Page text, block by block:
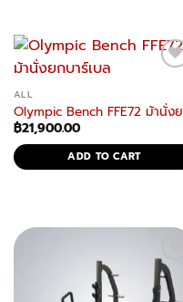
ALL
Olympic Bench FFE72 ม้านั่ง
฿21,900.00
ADD TO CART